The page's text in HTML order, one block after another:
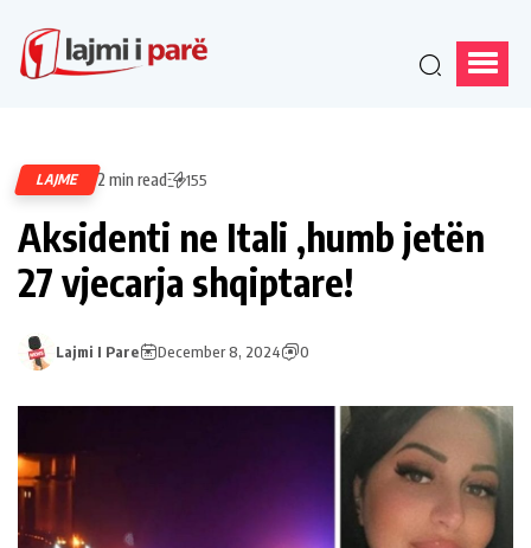
LAJME 2 min read 155
Aksidenti ne Itali ,humb jetën
27 vjecarja shqiptare!
Lajmi I Pare December 8, 2024 0